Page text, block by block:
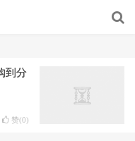
到分
赞(0)